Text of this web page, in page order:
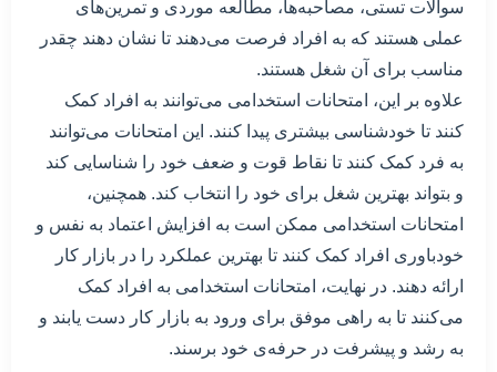
سوالات تستی، مصاحبه‌ها، مطالعه موردی و تمرین‌های
عملی هستند که به افراد فرصت می‌دهند تا نشان دهند چقدر
مناسب برای آن شغل هستند.
علاوه بر این، امتحانات استخدامی می‌توانند به افراد کمک
کنند تا خودشناسی بیشتری پیدا کنند. این امتحانات می‌توانند
به فرد کمک کنند تا نقاط قوت و ضعف خود را شناسایی کند
و بتواند بهترین شغل برای خود را انتخاب کند. همچنین،
امتحانات استخدامی ممکن است به افزایش اعتماد به نفس و
خودباوری افراد کمک کنند تا بهترین عملکرد را در بازار کار
ارائه دهند. در نهایت، امتحانات استخدامی به افراد کمک
می‌کنند تا به راهی موفق برای ورود به بازار کار دست یابند و
به رشد و پیشرفت در حرفه‌ی خود برسند.